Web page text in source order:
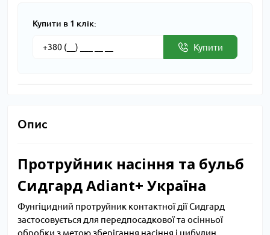
Купити в 1 клік:
Купити
Опис
Протруйник насіння та бульб
Сидгард Adiant+ Україна
Фунгіцидний протруйник контактної дії Сидгард
застосовується для передпосадкової та осінньої